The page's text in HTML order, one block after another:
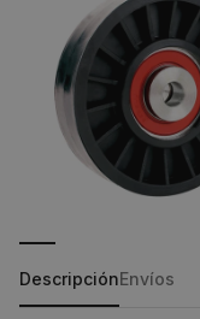
DescripciónEnvíos